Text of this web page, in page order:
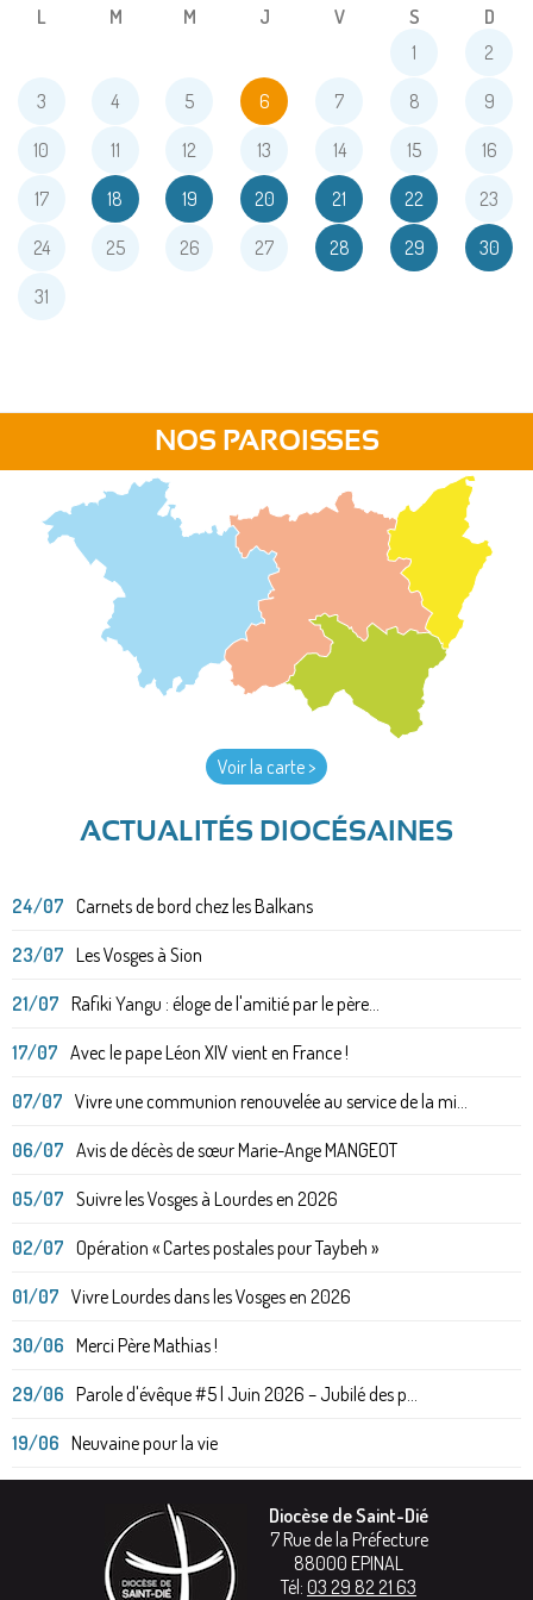
L M M J V S
D
1
2
3 4 5 6 7 8 9
10 11 12 13 14 15 16
17 18 19 20 21 22 23
24 25 26 27 28 29 30
31
NOS PAROISSES
Voir la carte >
ACTUALITÉS DIOCÉSAINES
24/07 Carnets de bord chez les Balkans
23/07 Les Vosges à Sion
21/07 Rafiki Yangu : éloge de l'amitié par le père...
17/07 Avec le pape Léon XIV vient en France !
07/07 Vivre une communion renouvelée au service de la mi...
06/07 Avis de décès de sœur Marie-Ange MANGEOT
05/07 Suivre les Vosges à Lourdes en 2026
02/07 Opération « Cartes postales pour Taybeh »
01/07 Vivre Lourdes dans les Vosges en 2026
30/06 Merci Père Mathias !
29/06 Parole d'évêque #5 | Juin 2026 – Jubilé des p...
19/06 Neuvaine pour la vie
Diocèse de Saint-Dié
7 Rue de la Préfecture
88000 EPINAL
Tél: 03 29 82 21 63